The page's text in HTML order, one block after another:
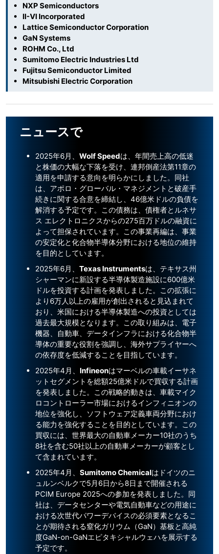
NXP Semiconductors
II-VI Incorporated
Lattice Semiconductor Corporation
GaN Systems
ROHM Co., Ltd
Sumitomo Electric Industries Ltd
Fujitsu Semiconductor Limited
Mitsubishi Electric Corporation
ニュースで
2025年6月、 Wolf Speedは、年間売上高の低迷
と株価の大幅な下落を受け、連邦倒産法第11章の
適用を申請する意向を明らかにしました。同社
は、アポロ・グローバル・マネジメントと破産手
続きに関する合意を締結し、46億米ドルの負債を
解消する予定です。この債務は、債権者とルネサ
ス エレクトロニクスからの275百万ドルの融資に
よって担保されています。この事業再編は、事業
の安定化と化合物半導体分野における地位の維持
を目的としています。
2025年6月、 Texas Instrumentsは、テキサス州
シャーマンに新設する半導体製造施設に600億米
ドルを投資する計画を発表しました。この拡張に
より6万人以上の雇用が創出されると見込まれて
おり、米国における半導体製造への投資としては
過去最大規模となります。この取り組みは、電子
機器、自動車、データインフラにおける化合物半
導体の重要な役割を強調し、海外サプライヤーへ
の依存度を低減することを目指しています。
2025年4月、 Infineonはマーベルの車載イーサネ
ットセグメントを総額25億米ドルで買収する計画
を発表しました。この戦略的動きは、車載マイク
ロコントローラー市場におけるインフィニオンの
地位を強化し、ソフトウェア定義車両分野におけ
る能力を強化することを目的としています。この
買収には、世界最大の自動車メーカー10社のうち
8社を含む50社以上の自動車メーカーが顧客とし
て含まれています。
2025年4月、 Sumitomo Chemicalはドイツのニ
ュルンベルクで5月6日から8日まで開催される
PCIM Europe 2025への参加を発表しました。同
社は、データセンターや電気自動車などの用途に
おける次世代パワーデバイスの必須要素となるこ
とが期待される窒化ガリウム（GaN）基板と高純
度GaN-on-GaNエピタキシャルウェハを展示する
予定です。